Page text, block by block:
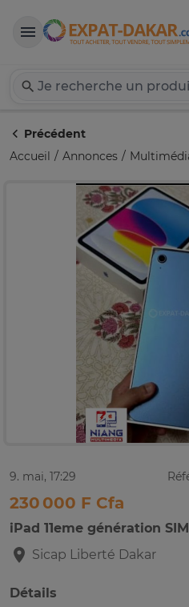
Expat-
Précédent
Accueil
Annonces
9. mai, 17:29
230 000 F Cfa
iPad 11eme génération SIM
Sicap Liberté Dakar
Détails